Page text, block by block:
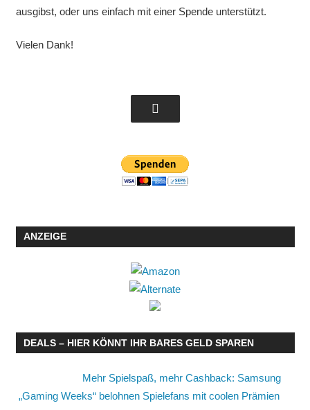
ausgibst, oder uns einfach mit einer Spende unterstützt.
Vielen Dank!
ANZEIGE
DEALS – HIER KÖNNT IHR BARES GELD SPAREN
Mehr Spielspaß, mehr Cashback: Samsung
„Gaming Weeks“ belohnen Spielefans mit coolen Prämien